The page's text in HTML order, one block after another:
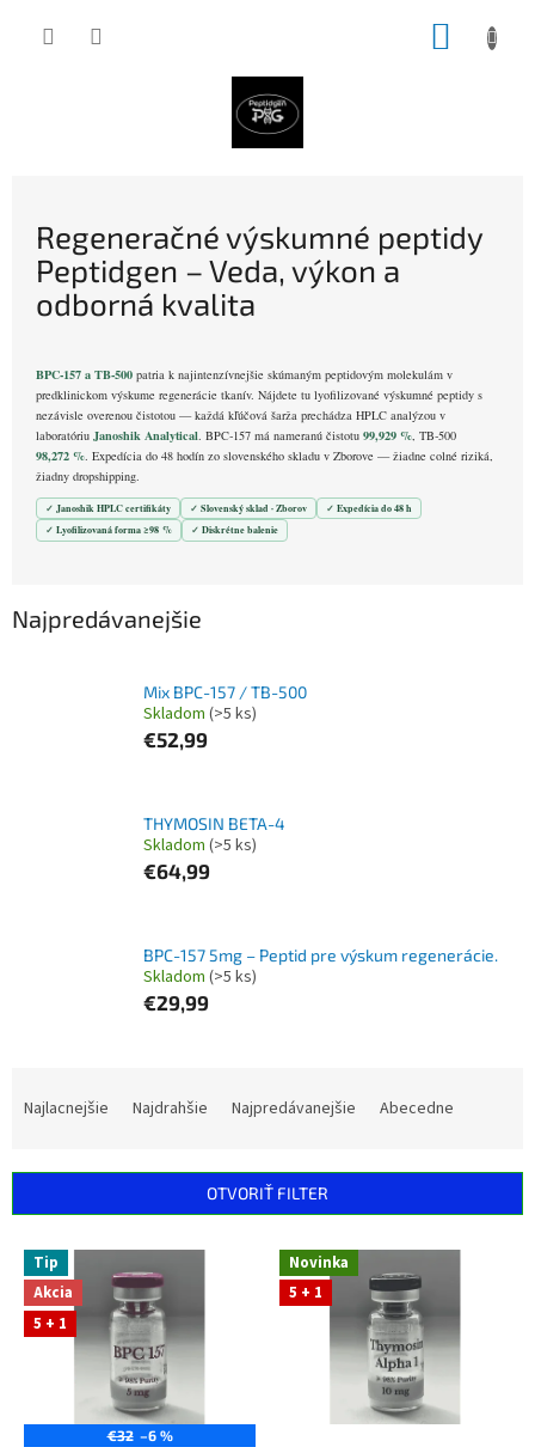
Regeneračné výskumné peptidy
Peptidgen – Veda, výkon a
odborná kvalita
BPC‑157 a TB‑500 patria k najintenzívnejšie skúmaným peptidovým molekulám v
predklinickom výskume regenerácie tkanív. Nájdete tu lyofilizované výskumné peptidy s
nezávisle overenou čistotou — každá kľúčová šarža prechádza HPLC analýzou v
laboratóriu Janoshik Analytical. BPC‑157 má nameranú čistotu 99,929 %, TB‑500
98,272 %. Expedícia do 48 hodín zo slovenského skladu v Zborove — žiadne colné riziká,
žiadny dropshipping.
Janoshik HPLC certifikáty Slovenský sklad · Zborov
Expedícia do 48 h
Lyofilizovaná forma ≥98 %
Diskrétne balenie
Najpredávanejšie
Mix BPC-157 / TB-500
Skladom (>5 ks)
€52,99
THYMOSIN BETA-4
Skladom (>5 ks)
€64,99
BPC-157 5mg – Peptid pre výskum regenerácie.
Skladom (>5 ks)
€29,99
i
Najlacnejšie Najdrahšie Najpredávanejšie Abecedne
OTVORIŤ FILTER
V
p
Tip
Akcia
5 + 1
€32 –6 %
Novinka
5 + 1